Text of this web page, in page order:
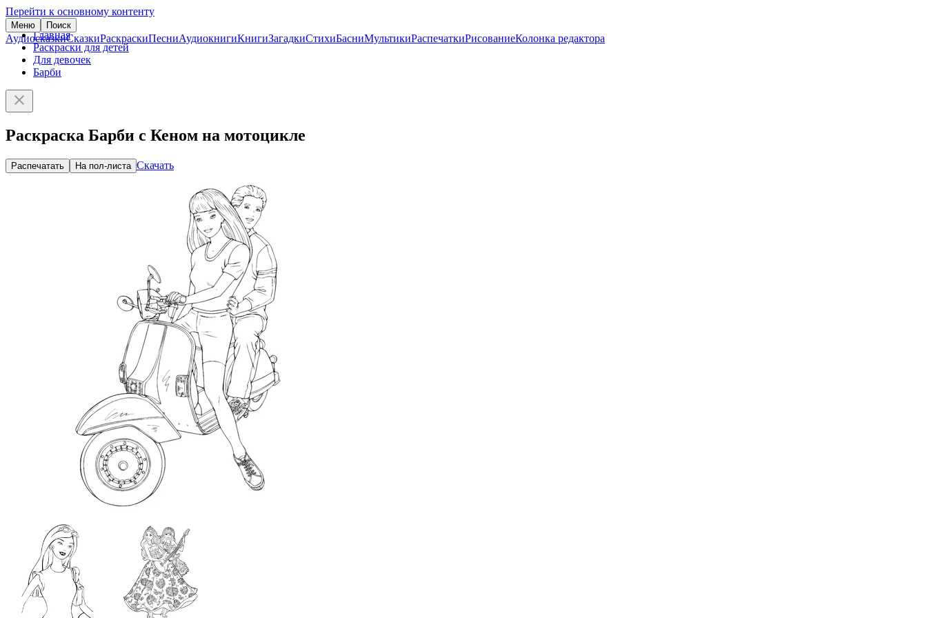
Перейти к основному контенту
Меню Поиск
АудиосказкиСказкиРаскраскиПесниАудиокнигиКнигиЗагадкиСтихиБасниМультикиРаспечаткиРисованиеКолонка редактора
Главная
Раскраски для детей
Для девочек
Барби
Раскраска Барби с Кеном на мотоцикле
Распечатать На пол-листа Скачать